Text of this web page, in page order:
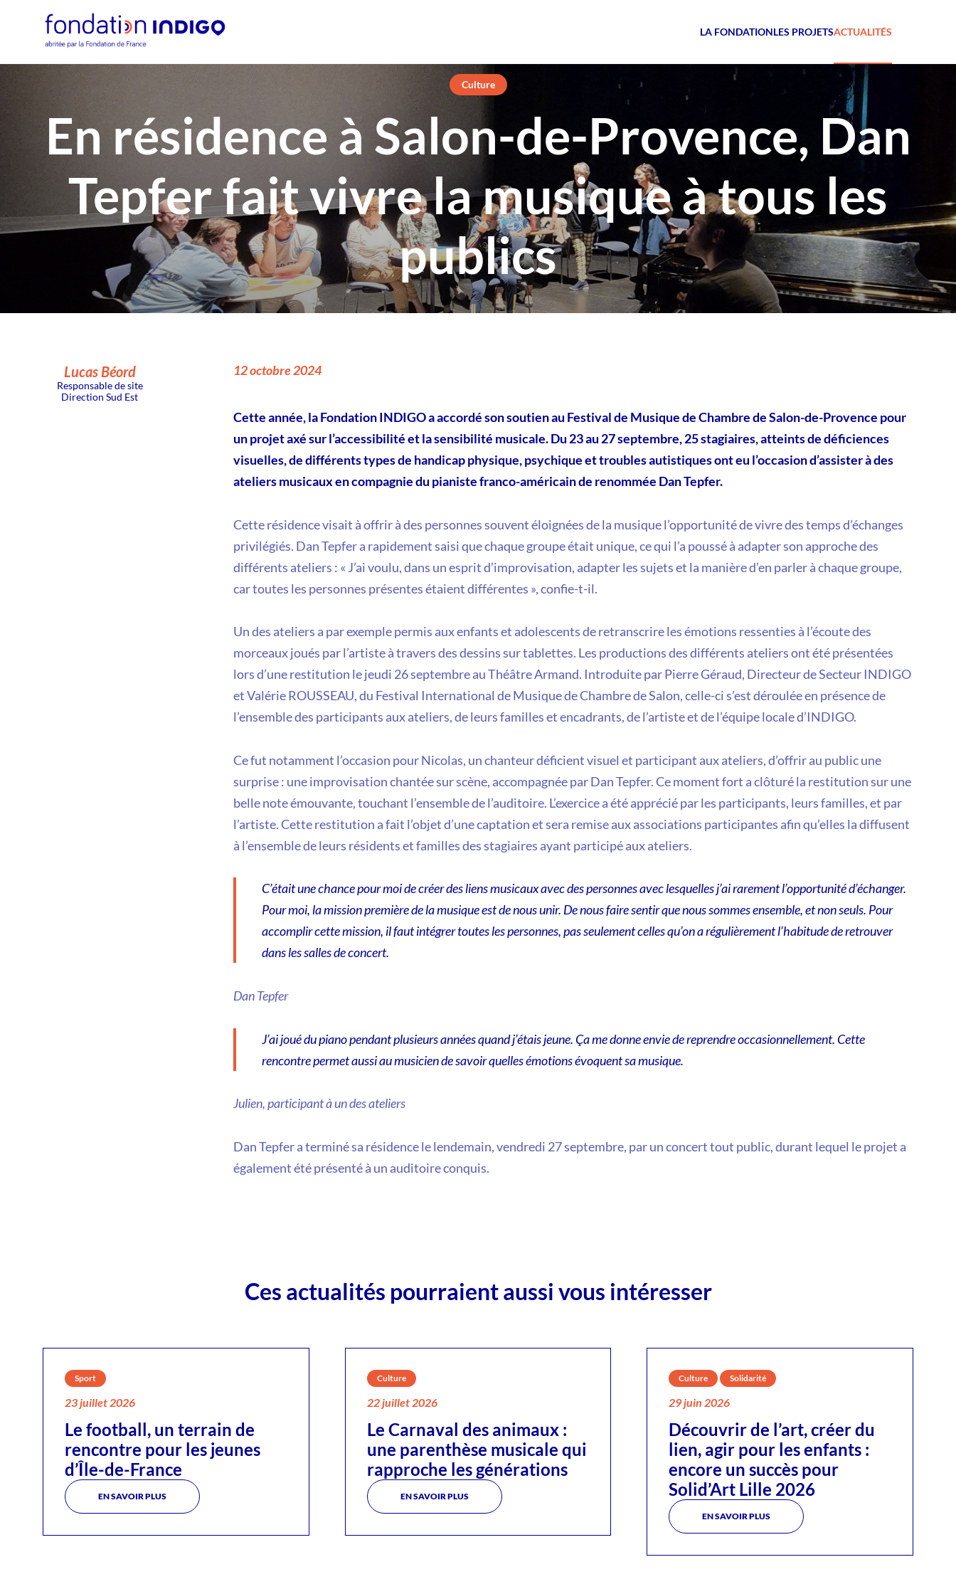
LA FONDATIONLES PROJETSACTUALITÉS
Culture
En résidence à Salon-de-Provence, Dan
Tepfer fait vivre la musique à tous les
publics
Lucas Béord
Responsable de site
Direction Sud Est
12 octobre 2024
Cette année, la Fondation INDIGO a accordé son soutien au Festival de Musique de Chambre de Salon-de-Provence pour
un projet axé sur l’accessibilité et la sensibilité musicale. Du 23 au 27 septembre,25 stagiaires, atteints de déficiences
visuelles, de différents types de handicap physique, psychique et troubles autistiques ont eu l’occasion d’assister à des
ateliers musicaux en compagnie du pianiste franco-américain de renommée Dan Tepfer.
Cette résidence visait à offrir à des personnes souvent éloignées de la musique l’opportunité de vivre des temps d’échanges
privilégiés. Dan Tepfer a rapidement saisi que chaque groupe était unique, ce qui l’a poussé à adapter son approche des
différents ateliers : « J’ai voulu, dans un esprit d’improvisation, adapter les sujets et la manière d’en parler à chaque groupe,
car toutes les personnes présentes étaient différentes », confie-t-il.
Un des ateliers a par exemple permis aux enfants et adolescents de retranscrire les émotions ressenties à l’écoute des
morceaux joués par l’artiste à travers des dessins sur tablettes. Les productions des différents ateliers ont été présentées
lors d’une restitution le jeudi 26 septembre au Théâtre Armand. Introduite par Pierre Géraud, Directeur de Secteur INDIGO
et Valérie ROUSSEAU, du Festival International de Musique de Chambre de Salon, celle-ci s’est déroulée en présence de
l’ensemble des participants aux ateliers, de leurs familles et encadrants, de l’artiste et de l’équipe locale d’INDIGO.
Ce fut notamment l’occasion pour Nicolas, un chanteur déficient visuel et participant aux ateliers, d’offrir au public une
surprise : une improvisation chantée sur scène, accompagnée par Dan Tepfer. Ce moment fort a clôturé la restitution sur une
belle note émouvante, touchant l’ensemble de l’auditoire. L’exercice a été apprécié par les participants, leurs familles, et par
l’artiste. Cette restitution a fait l’objet d’une captation et sera remise aux associations participantes afin qu’elles la diffusent
à l’ensemble de leurs résidents et familles des stagiaires ayant participé aux ateliers.
C’était une chance pour moi de créer des liens musicaux avec des personnes avec lesquelles j’ai rarement l’opportunité d’échanger.
Pour moi, la mission première de la musique est de nous unir. De nous faire sentir que nous sommes ensemble, et non seuls. Pour
accomplir cette mission, il faut intégrer toutes les personnes, pas seulement celles qu’on a régulièrement l’habitude de retrouver
dans les salles de concert.
Dan Tepfer
J’ai joué du piano pendant plusieurs années quand j’étais jeune. Ça me donne envie de reprendre occasionnellement. Cette
rencontre permet aussi au musicien de savoir quelles émotions évoquent sa musique.
Julien, participant à un des ateliers
Dan Tepfer a terminé sa résidence le lendemain, vendredi 27 septembre, par un concert tout public, durant lequel le projet a
également été présenté à un auditoire conquis.
Ces actualités pourraient aussi vous intéresser
Sport
23 juillet 2026
Le football, un terrain de
rencontre pour les jeunes
d’Île-de-France
EN SAVOIR PLUS
Culture
22 juillet 2026
Le Carnaval des animaux :
une parenthèse musicale qui
rapproche les générations
EN SAVOIR PLUS
Culture Solidarité
29 juin 2026
Découvrir de l’art, créer du
lien, agir pour les enfants :
encore un succès pour
Solid’Art Lille 2026
EN SAVOIR PLUS